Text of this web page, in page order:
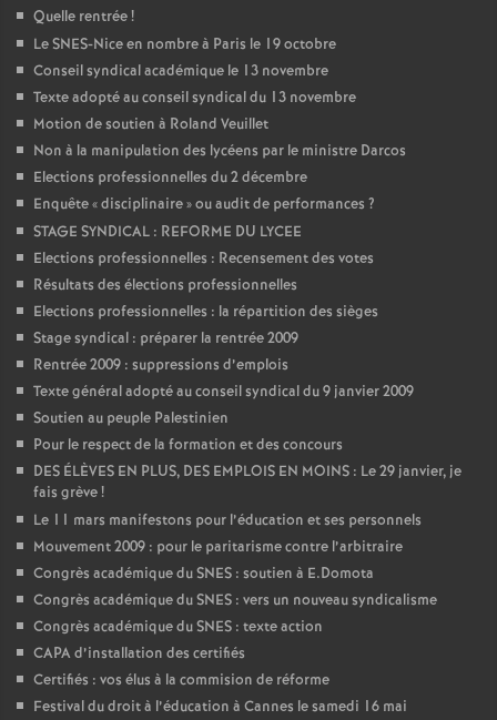
Quelle rentrée!
Le SNES-Nice en nombre à Paris le 19 octobre
Conseil syndical académique le 13 novembre
Texte adopté au conseil syndical du 13 novembre
Motion de soutien à Roland Veuillet
Non à la manipulation des lycéens par le ministre Darcos
Elections professionnelles du 2 décembre
Enquête «disciplinaire» ou audit de performances ?
STAGE SYNDICAL : REFORME DU LYCEE
Elections professionnelles : Recensement des votes
Résultats des élections professionnelles
Elections professionnelles : la répartition des sièges
Stage syndical : préparer la rentrée 2009
Rentrée 2009 : suppressions d’emplois
Texte général adopté au conseil syndical du 9 janvier 2009
Soutien au peuple Palestinien
Pour le respect de la formation et des concours
DES ÉLÈVES EN PLUS, DES EMPLOIS EN MOINS : Le 29 janvier, je
fais grève!
Le 11 mars manifestons pour l’éducation et ses personnels
Mouvement 2009 : pour le paritarisme contre l’arbitraire
Congrès académique du SNES : soutien à E.Domota
Congrès académique du SNES : vers un nouveau syndicalisme
Congrès académique du SNES : texte action
CAPA d’installation des certifiés
Certifiés : vos élus à la commision de réforme
Festival du droit à l’éducation à Cannes le samedi 16 mai